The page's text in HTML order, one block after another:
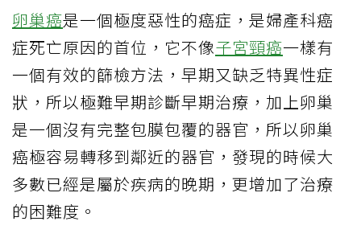
卵巢癌是一個極度惡性的癌症，是婦產科癌
症死亡原因的首位，它不像子宮頸癌一樣有
一個有效的篩檢方法，早期又缺乏特異性症
狀，所以極難早期診斷早期治療，加上卵巢
是一個沒有完整包膜包覆的器官，所以卵巢
癌極容易轉移到鄰近的器官，發現的時候大
多數已經是屬於疾病的晚期，更增加了治療
的困難度。